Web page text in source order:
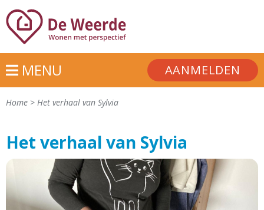
MENU AANMELDEN
Home > Het verhaal van Sylvia
Het verhaal van Sylvia